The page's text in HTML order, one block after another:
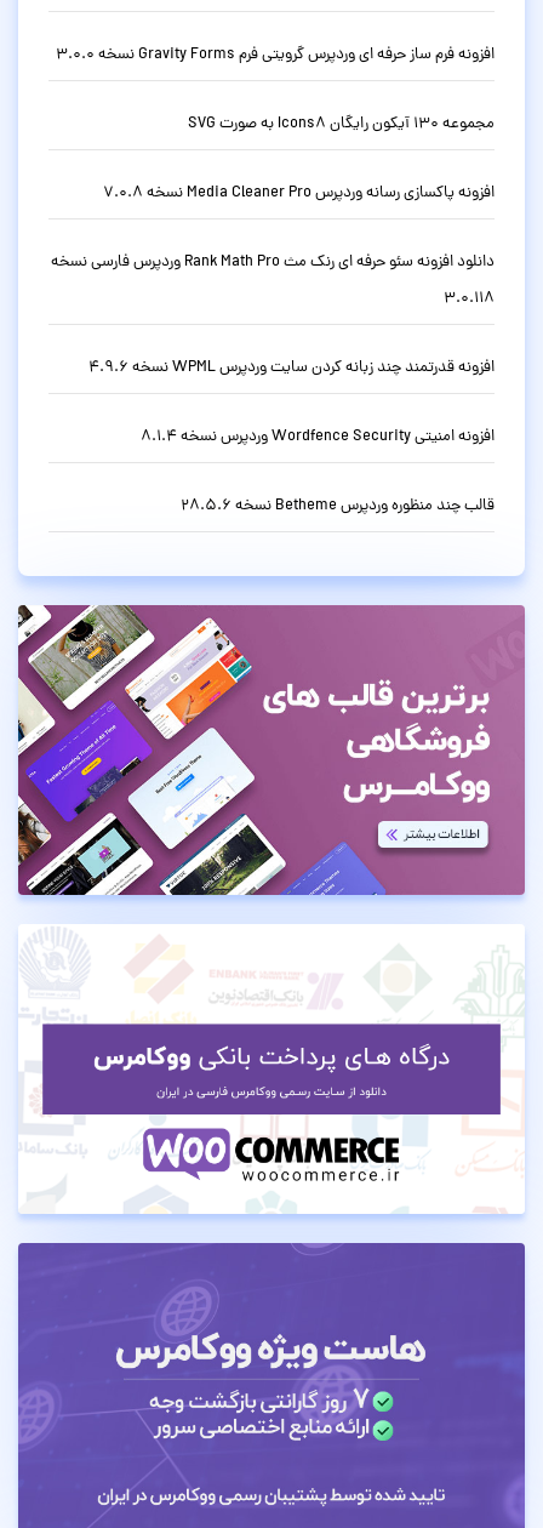
افزونه فرم ساز حرفه ای وردپرس گرویتی فرم Gravity Forms نسخه 3.0.0
مجموعه 130 آیکون رایگان Icons8 به صورت SVG
افزونه پاکسازی رسانه وردپرس Media Cleaner Pro نسخه 7.0.8
دانلود افزونه سئو حرفه ای رنک مث Rank Math Pro وردپرس فارسی نسخه
3.0.118
افزونه قدرتمند چند زبانه کردن سایت وردپرس WPML نسخه 4.9.6
افزونه امنیتی Wordfence Security وردپرس نسخه 8.1.4
قالب چند منظوره وردپرس Betheme نسخه 28.5.6